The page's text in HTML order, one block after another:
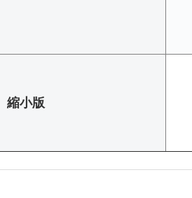
縮小版